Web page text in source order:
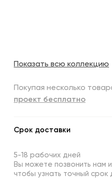
Показать всю коллекцию
Покупая несколько
проект бесплатно
Срок доставки
5-18 рабочих дней
Вы можете позвонить нам
чтобы узнать точный срок